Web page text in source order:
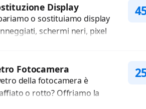
qualità garantiti per 3...
Display
o sostituiamo display
schermi neri, pixel
Fotocamera
della fotocamera è
o rotto? Offriamo la